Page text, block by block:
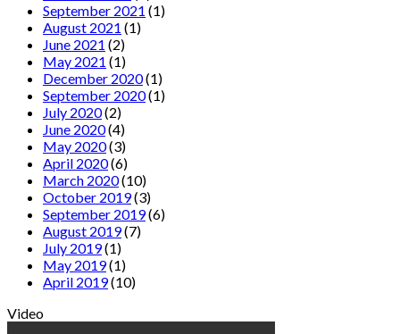
September 2021 (1)
August 2021 (1)
June 2021 (2)
May 2021 (1)
December 2020(1)
September 2020(1)
July 2020(2)
June 2020(4)
May 2020(3)
April 2020(6)
March 2020(10)
October 2019(3)
September 2019(6)
August 2019(7)
July 2019(1)
May 2019(1)
April 2019(10)
Video